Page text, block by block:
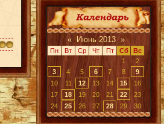
« Июнь 2013 »
Пн Вт Ср Чт Пт Сб
Вс
1
2
3
4 5 6 7 8
9
10
11 12 13 14 15
16
17
18 19 20 21 22
23
24
25 26 27 28 29 30